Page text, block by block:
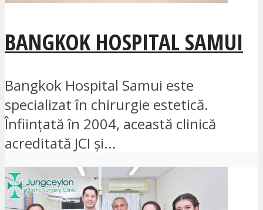
BANGKOK HOSPITAL SAMUI
Bangkok Hospital Samui este
specializat în chirurgie estetică.
Înființată în 2004, această clinică
acreditată JCI și...